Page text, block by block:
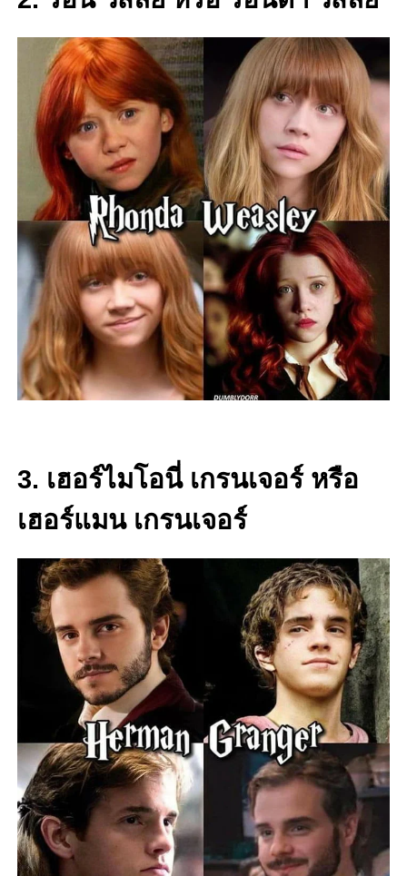
3. เฮอร์ไมโอนี่ เกรนเจอร์ หรือ
เฮอร์แมน เกรนเจอร์